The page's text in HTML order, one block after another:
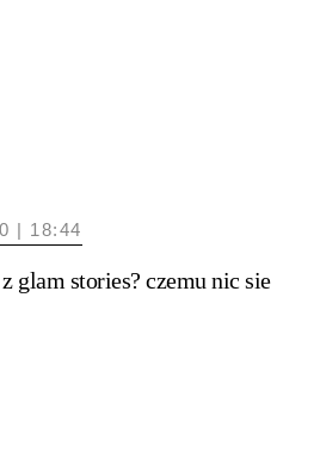
| 18:44
glam stories? czemu nic sie